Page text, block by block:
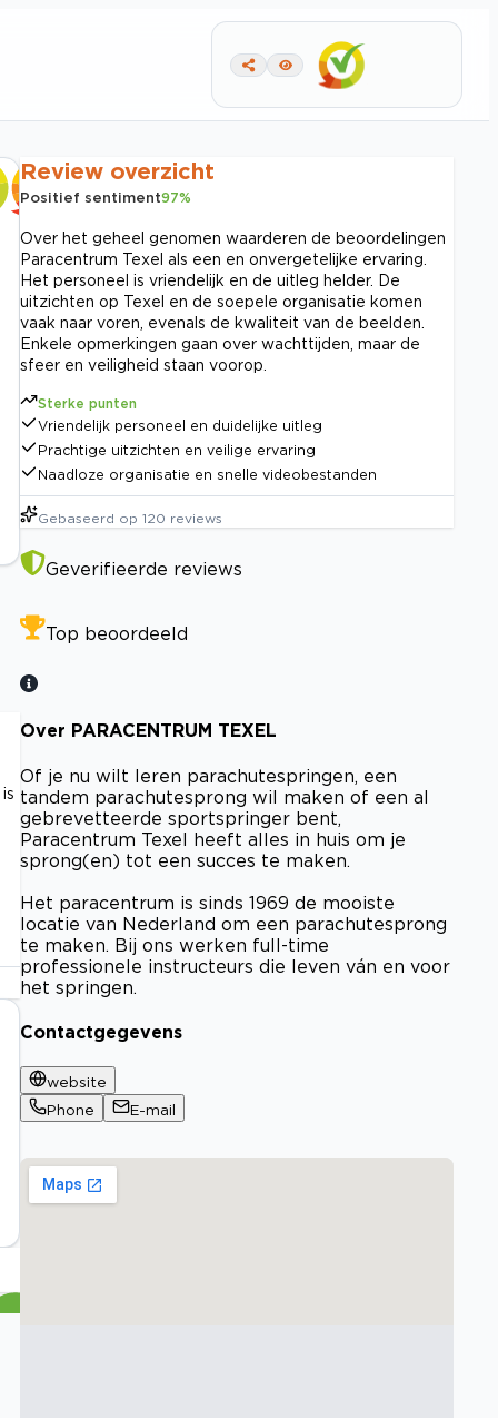
Review overzicht
Positief sentiment97%
Over het geheel genomen waarderen de beoordelingen
Paracentrum Texel als een en onvergetelijke ervaring.
Het personeel is vriendelijk en de uitleg helder. De
uitzichten op Texel en de soepele organisatie komen
vaak naar voren, evenals de kwaliteit van de beelden.
Enkele opmerkingen gaan over wachttijden, maar de
sfeer en veiligheid staan voorop.
Sterke punten
Vriendelijk personeel en duidelijke uitleg
Prachtige uitzichten en veilige ervaring
Naadloze organisatie en snelle videobestanden
Gebaseerd op 120 reviews
Geverifieerde reviews
Top beoordeeld
Over PARACENTRUM TEXEL
Of je nu wilt leren parachutespringen, een
tandem parachutesprong wil maken of een al
gebrevetteerde sportspringer bent,
Paracentrum Texel heeft alles in huis om je
sprong(en) tot een succes te maken.
Het paracentrum is sinds 1969 de mooiste
locatie van Nederland om een parachutesprong
te maken. Bij ons werken full-time
professionele instructeurs die leven ván en voor
het springen.
Contactgegevens
website
Phone
E-mail